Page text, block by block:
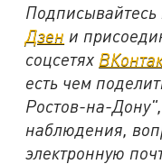
Дзен и
соцсетях
есть чем
Ростов-на-
наблюдения,
электронную